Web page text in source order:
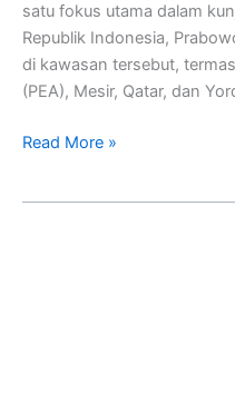
satu fokus utama dalam
Republik Indonesia,
di kawasan tersebut,
(PEA), Mesir, Qatar, dan
Read More »